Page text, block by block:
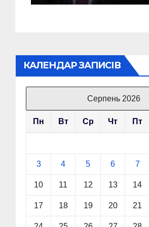
КАЛЕНДАР ЗАПИСІВ
Серпень 2026
Пн Вт Ср Чт Пт
3 4 5 6 7
10 11 12 13 14
17 18 19 20 21